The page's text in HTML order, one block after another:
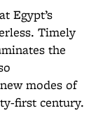
Egypt’s
Timely
the
modes of
first century.